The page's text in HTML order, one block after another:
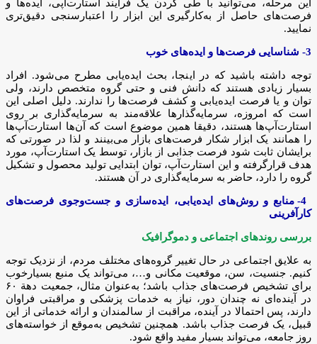
این مرحله، می‌توانید با طی کردن یک فرایند استارت‌آپی، ایده‌ها و
فرصت‌های حاصل از به‌کارگیری این ابزار را اعتبارسنجی دقیق‌تری
نمایید.
3- شناسایی فرصت‌ها و ایده‌های خوب
توجه داشته باشید که در اینجا، بحث ایده‌یابی مطرح می‌شود. افراد
بسیار زیادی هستند که دانش فنی و حتی گروه متخصص دارند، ولی
توان و یا فرصت ایده‌یابی و کشف فرصت‌ها را ندارند. دلیل اصلی این
است که امروزه، سرمایه‌گذارها علاقه‌مند به سرمایه‌گذاری بر روی
استارت‌آپ‌ها هستند، دقیقا همین موضوع است که آن‌ها استارت‌آپ‌ها
را همانند یک ابزار شکار فرصت‌های بازار می‌بینند و لذا در صورتی که
برایشان ثابت شود فرصت جذابی از بازار، توسط یک استارت‌آپ، مورد
هدف قرارگرفته و این استارت‌آپ، توان ابتدایی تولید محصول و تشکیل
گروه را دارد، حاضر به سرمایه‌گذاری در آن هستند.
4- منابع و روش‌های ایده‌یابی، ایده‌سازی و جست‌وجوی فرصت‌های
کارآفرینی
بررسی روندهای اجتماعی و دموگرافیک
به علایق اجتماعی در حال تغییر گروه‌های مختلف مردم، از نزدیک توجه
کنیم. جنسیت، سن، موقعیت مکانی و…، می‌تواند یک منبع بسیارخوب
برای تشخیص فرصت‌های جذاب باشد؛ به‌عنوان مثال، جمعیت دهة ۶۰
در آینده‌ای نه چندان دور، نیاز به خدمات پزشکی و مراقبتی فراوان
دارند، پس احتمالا در آینده، مراقبت از سالمندان و ارائه خدماتی از این
قبیل، یک فرصت جذاب باشد. همچنین تشخیص به‌موقع از خواسته‌های
روز جامعه، می‌تواند بسیار مفید واقع شود.